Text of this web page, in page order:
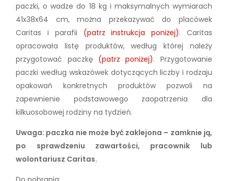
paczki, o wadze do 18 kg i maksymalnych wymiarach
41x38x64 cm, można przekazywać do placówek
Caritas i parafii (patrz instrukcja poniżej). Caritas
opracowała listę produktów, według której należy
przygotować paczkę (patrz poniżej). Przygotowanie
paczki według wskazówek dotyczących liczby i rodzaju
opakowań konkretnych produktów pozwoli na
zapewnienie podstawowego zaopatrzenia dla
kilkuosobowej rodziny na tydzień.
Uwaga: paczka nie może być zaklejona – zamknie ją,
po sprawdzeniu zawartości, pracownik lub
wolontariusz Caritas.